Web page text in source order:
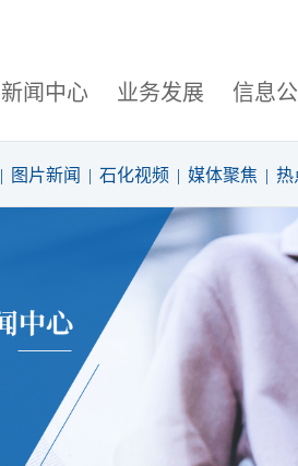
新闻中心 业务发展 信息
| 图片新闻 | 石化视频 | 媒体聚焦 | 热